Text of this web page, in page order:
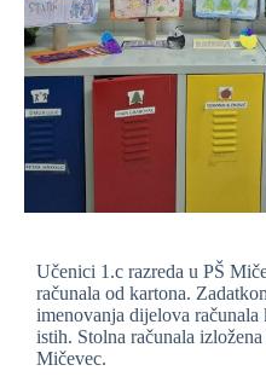
Učenici 1.c razreda u PŠ
računala od kartona.
imenovanja dijelova računala
istih. Stolna računala
Mičevec.